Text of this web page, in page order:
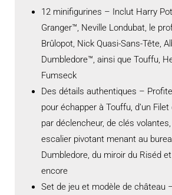
12 minifigurines – Inclut Harry
Granger™, Neville Londubat, le
Brûlopot, Nick Quasi-Sans-Tête,
Dumbledore™, ainsi que Touffu,
Fumseck
Des détails authentiques –
pour échapper à Touffu, d’un
par déclencheur, de clés volantes,
escalier pivotant menant au
Dumbledore, du miroir du Riséd
encore
Set de jeu et modèle de château